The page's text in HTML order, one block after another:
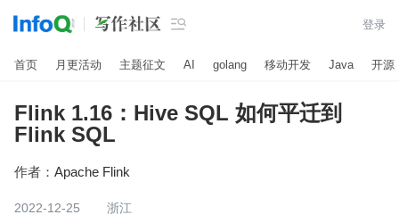
 登录
首页 月更活动 主题征文 AI golang 移动开发 Java 开源
Flink 1.16：Hive SQL 如何平迁到
Flink SQL
作者： Apache Flink
2022-12-25
浙江